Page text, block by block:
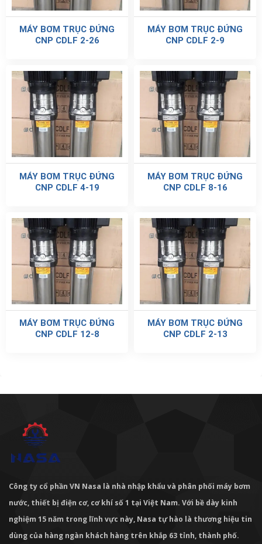
MÁY BƠM TRỤC ĐỨNG
CNP CDLF 2-26
MÁY BƠM TRỤC ĐỨNG
CNP CDLF 2-9
MÁY BƠM TRỤC ĐỨNG
CNP CDLF 4-19
MÁY BƠM TRỤC ĐỨNG
CNP CDLF 8-16
MÁY BƠM TRỤC ĐỨNG
CNP CDLF 12-8
MÁY BƠM TRỤC ĐỨNG
CNP CDLF 2-13
Công ty cổ phần VN Nasa là nhà nhập khẩu và phân phối máy bơm
nước, thiết bị điện cơ, cơ khí số 1 tại Việt Nam. Với bề dày kinh
nghiệm 15 năm trong lĩnh vực này, Nasa tự hào là thương hiệu tin
dùng của hàng ngàn khách hàng trên khắp 63 tỉnh, thành phố.